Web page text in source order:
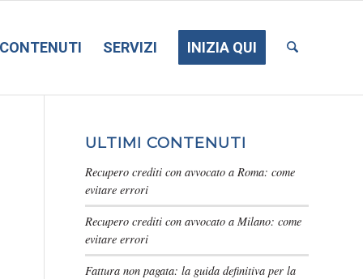
SERVIZI INIZIA QUI
ULTIMI CONTENUTI
Recupero crediti con avvocato a Roma: come
evitare errori
Recupero crediti con avvocato a Milano: come
evitare errori
Fattura non pagata: la guida definitiva per la